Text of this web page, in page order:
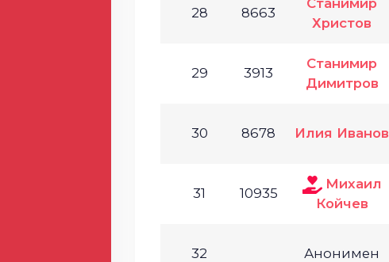
28 8663
Станимир
Христов
29 3913
Станимир
Димитров
30 8678 Илия Иванов
31 10935
Михаил
Койчев
32 Анонимен